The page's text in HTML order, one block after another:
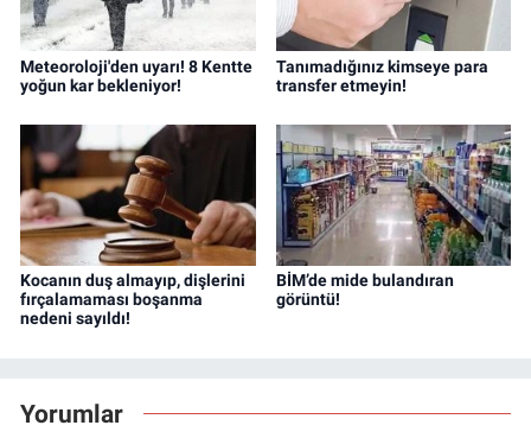
Meteoroloji'den uyarı! 8 Kentte
yoğun kar bekleniyor!
Tanımadığınız kimseye para
transfer etmeyin!
Kocanın duş almayıp, dişlerini
fırçalamaması boşanma
nedeni sayıldı!
BİM’de mide bulandıran
görüntü!
Yorumlar